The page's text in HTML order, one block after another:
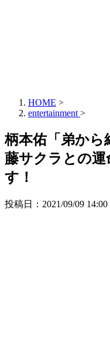
HOME >
entertainment >
柄本佑「弟から
藤サクラとの
す！
投稿日：2021/09/09 14:00